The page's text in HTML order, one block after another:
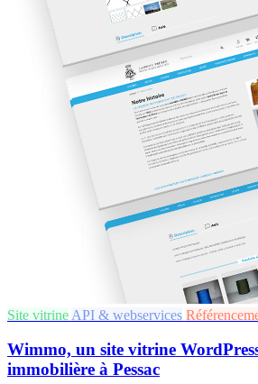
Site vitrine API & webservices
Wimmo, un site vitrine
immobilière à Pessac